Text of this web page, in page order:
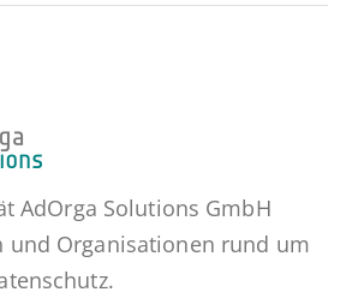
AdOrga Solutions GmbH
und Organisationen rund um